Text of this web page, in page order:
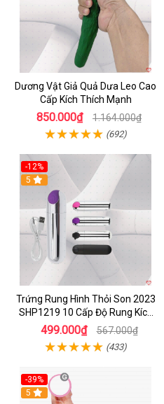
Dương Vật Giả Quả Dưa Leo Cao
Cấp Kích Thích Mạnh
850.000₫ 1.164.000₫
(692)
-12%
5
Trứng Rung Hình Thỏi Son 2023
SHP1219 10 Cấp Độ Rung Kích
Thích
499.000₫ 567.000₫
(433)
-39%
5